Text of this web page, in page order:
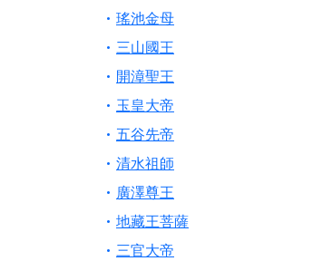
瑤池金母
三山國王
開漳聖王
玉皇大帝
五谷先帝
清水祖師
廣澤尊王
地藏王菩薩
三官大帝